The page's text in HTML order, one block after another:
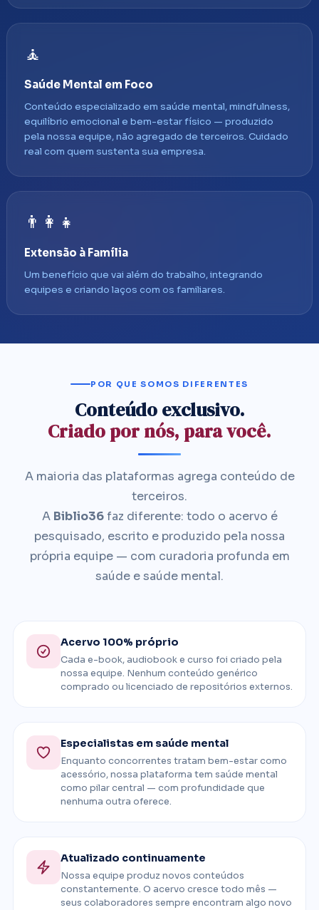
🧘
Saúde Mental em Foco
Conteúdo especializado em saúde mental, mindfulness,
equilíbrio emocional e bem-estar físico — produzido
pela nossa equipe, não agregado de terceiros. Cuidado
real com quem sustenta sua empresa.
👨‍👩‍👧
Extensão à Família
Um benefício que vai além do trabalho, integrando
equipes e criando laços com os familiares.
POR QUE SOMOS DIFERENTES
Conteúdo exclusivo.
Criado por nós, para você.
A maioria das plataformas agrega conteúdo de
terceiros.
A Biblio36faz diferente: todo o acervo é
pesquisado, escrito e produzido pela nossa
própria equipe — com curadoria profunda em
saúde e saúde mental.
Acervo 100% próprio
Cada e-book, audiobook e curso foi criado pela
nossa equipe. Nenhum conteúdo genérico
comprado ou licenciado de repositórios externos.
Especialistas em saúde mental
Enquanto concorrentes tratam bem-estar como
acessório, nossa plataforma tem saúde mental
como pilar central — com profundidade que
nenhuma outra oferece.
Atualizado continuamente
Nossa equipe produz novos conteúdos
constantemente. O acervo cresce todo mês —
seus colaboradores sempre encontram algo novo